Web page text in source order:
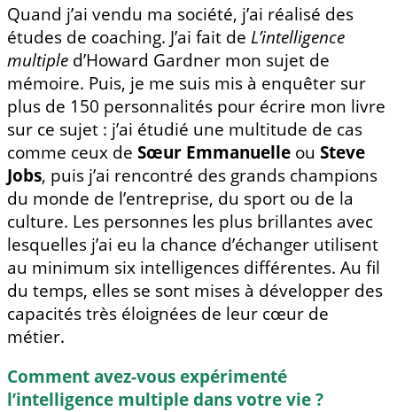
Quand j’ai vendu ma société, j’ai réalisé des
études de coaching. J’ai fait de L’intelligence
multiple d’Howard Gardner mon sujet de
mémoire. Puis, je me suis mis à enquêter sur
plus de 150 personnalités pour écrire mon livre
sur ce sujet : j’ai étudié une multitude de cas
comme ceux de Sœur Emmanuelle ou Steve
Jobs, puis j’ai rencontré des grands champions
du monde de l’entreprise, du sport ou de la
culture. Les personnes les plus brillantes avec
lesquelles j’ai eu la chance d’échanger utilisent
au minimum six intelligences différentes. Au fil
du temps, elles se sont mises à développer des
capacités très éloignées de leur cœur de
métier.
Comment avez-vous expérimenté
l’intelligence multiple dans votre vie ?